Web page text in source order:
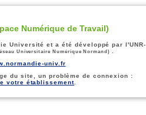
Numérique de Travail)
Université et a été développé par l'UNR-
Universitaire Numérique Normand)
univ.fr
du site, un problème de connexion :
votre établissement.